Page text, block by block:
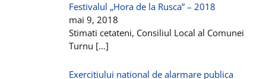
Festivalul „Hora de la Rusca” – 2018
mai 9, 2018
Stimati cetateni, Consiliul Local al Comunei
Turnu […]
Exercitiului national de alarmare publica